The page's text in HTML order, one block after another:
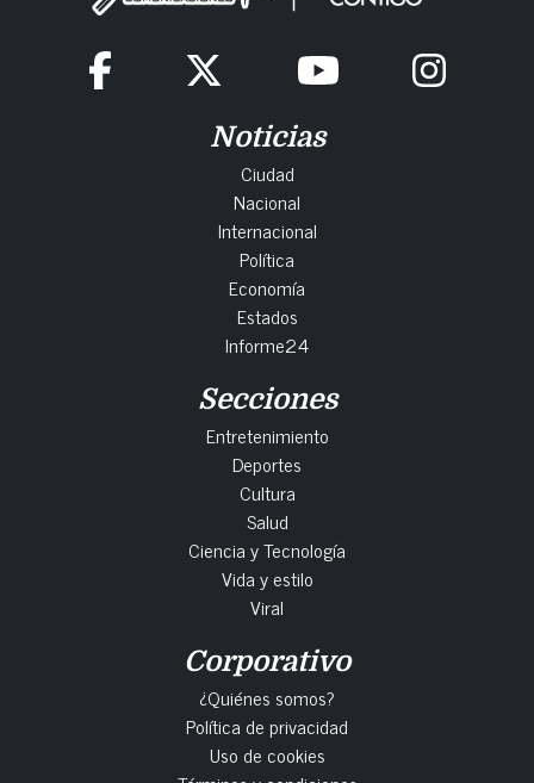
Noticias
Ciudad
Nacional
Internacional
Política
Economía
Estados
Informe24
Secciones
Entretenimiento
Deportes
Cultura
Salud
Ciencia y Tecnología
Vida y estilo
Viral
Corporativo
¿Quiénes somos?
Política de privacidad
Uso de cookies